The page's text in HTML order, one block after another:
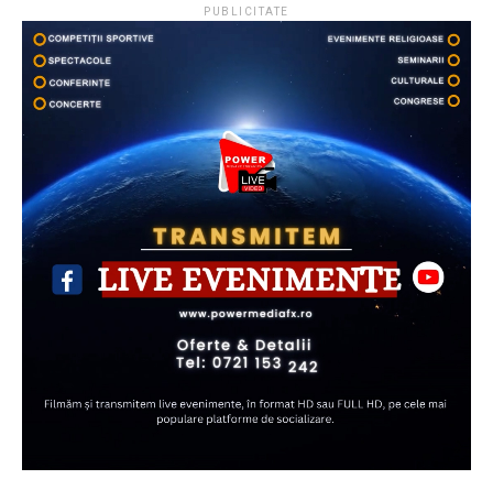
PUBLICITATE